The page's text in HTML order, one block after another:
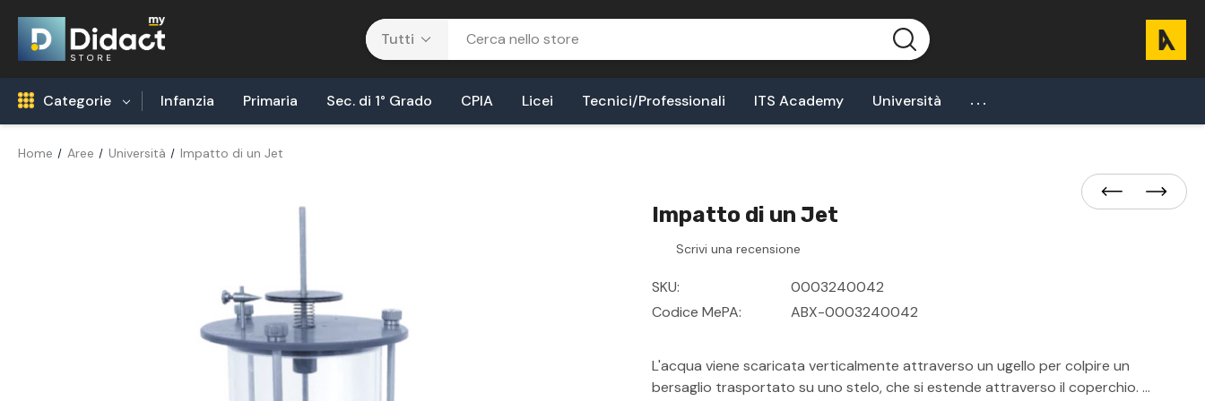
Categorie Infanzia Primaria Sec. di 1° Grado CPIA Licei Tecnici/Professionali ITS Academy Università ...
Home Aree Università Impatto di un Jet
Impatto di un Jet
Scrivi una recensione
SKU:
0003240042
Codice MePA:
ABX-0003240042
L'acqua viene scaricata verticalmente attraverso un ugello per colpire un
bersaglio trasportato su uno stelo, che si estende attraverso il coperchio. …